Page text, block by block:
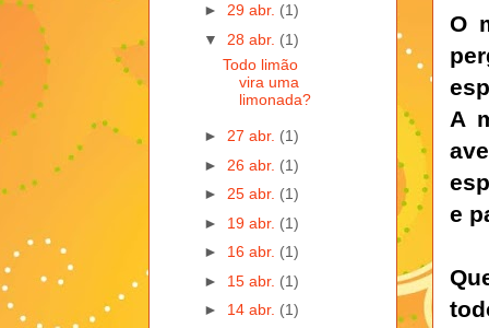
O
A
e
► 29 abr. (1)
▼ 28 abr. (1)
Todo limão
vira uma
limonada?
► 27 abr. (1)
► 26 abr. (1)
► 25 abr. (1)
► 19 abr. (1)
► 16 abr. (1)
► 15 abr. (1)
► 14 abr. (1)